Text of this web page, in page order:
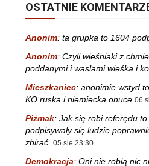
OSTATNIE
Anonim: ta grupka to 1604
Anonim: Czyli wieśniaki z
poddanymi i waslami wieśka i
Mieszkaniec: anonimie wstyd
KO ruska i niemiecka onuce 06
Piżmak: Jak się robi referędu
podpisywały się ludzie
zbirać. 05 sie 23:30
Demokracja: Oni nie robią nic